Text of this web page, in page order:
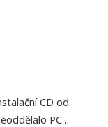
CD od
PC ..